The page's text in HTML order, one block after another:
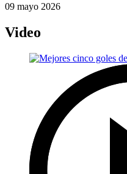
09 mayo 2026
Video